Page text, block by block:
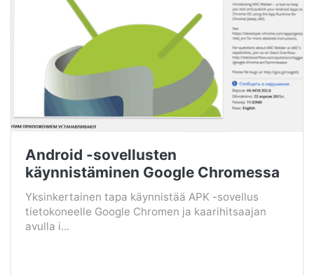
Android -sovellusten
käynnistäminen Google Chromessa
Yksinkertainen tapa käynnistää APK -sovellus
tietokoneelle Google Chromen ja kaarihitsaajan
avulla i...